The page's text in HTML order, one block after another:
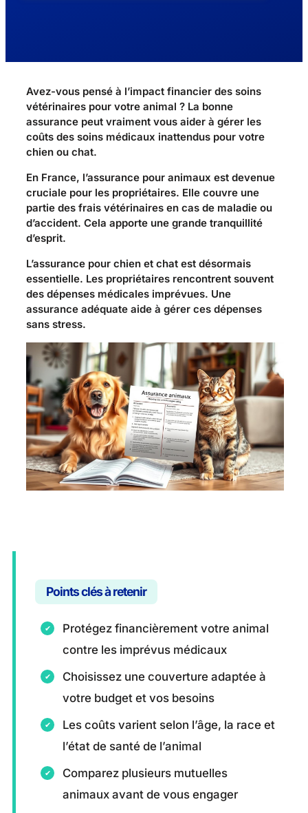
Avez-vous pensé à l’impact financier des soins
vétérinaires pour votre animal ? La bonne
assurance peut vraiment vous aider à gérer les
coûts des soins médicaux inattendus pour votre
chien ou chat.
En France, l’assurance pour animaux est devenue
cruciale pour les propriétaires. Elle couvre une
partie des frais vétérinaires en cas de maladie ou
d’accident. Cela apporte une grande tranquillité
d’esprit.
L’assurance pour chien et chat est désormais
essentielle. Les propriétaires rencontrent souvent
des dépenses médicales imprévues. Une
assurance adéquate aide à gérer ces dépenses
sans stress.
Points clés à retenir
Protégez financièrement votre animal
contre les imprévus médicaux
Choisissez une couverture adaptée à
votre budget et vos besoins
Les coûts varient selon l’âge, la race et
l’état de santé de l’animal
Comparez plusieurs mutuelles
animaux avant de vous engager